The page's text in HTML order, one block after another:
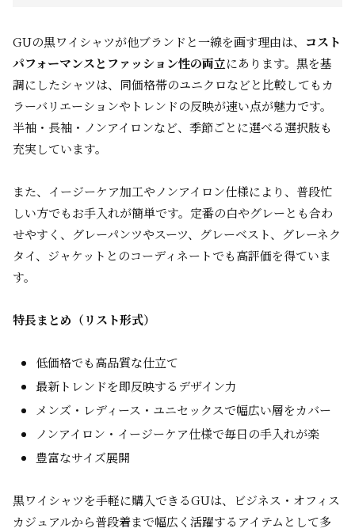
GUの黒ワイシャツが他ブランドと一線を画す理由は、 コスト
パフォーマンスとファッション性の両立にあります。黒を基
調にしたシャツは、同価格帯のユニクロなどと比較してもカ
ラーバリエーションやトレンドの反映が速い点が魅力です。
半袖・長袖・ノンアイロンなど、季節ごとに選べる選択肢も
充実しています。
また、イージーケア加工やノンアイロン仕様により、普段忙
しい方でもお手入れが簡単です。定番の白やグレーとも合わ
せやすく、グレーパンツやスーツ、グレーベスト、グレーネク
タイ、ジャケットとのコーディネートでも高評価を得ていま
す。
特長まとめ（リスト形式）
低価格でも高品質な仕立て
最新トレンドを即反映するデザイン力
メンズ・レディース・ユニセックスで幅広い層をカバー
ノンアイロン・イージーケア仕様で毎日の手入れが楽
豊富なサイズ展開
黒ワイシャツを手軽に購入できるGUは、ビジネス・オフィス
カジュアルから普段着まで幅広く活躍するアイテムとして多